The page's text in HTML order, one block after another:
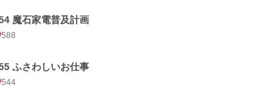
魔石家電普及計画
588
ふさわしいお仕事
544